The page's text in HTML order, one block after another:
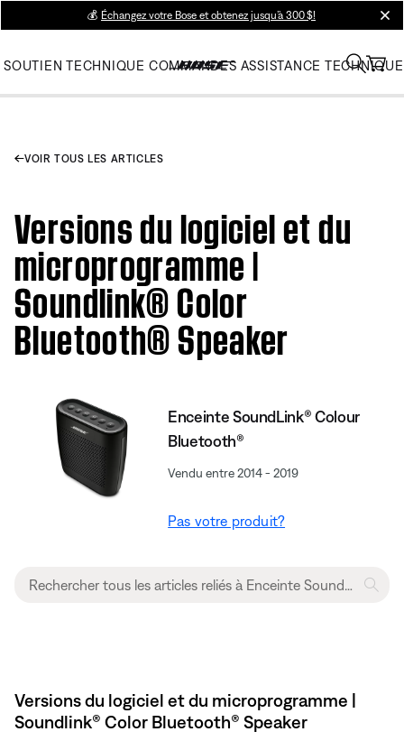
💰 Échangez votre Bose et obtenez jusqu’à 300 $!
SOUTIEN TECHNIQUE COMMANDES ASSISTANCE TECHNIQUE
VOIR TOUS LES ARTICLES
Versions du logiciel et du
microprogramme |
Soundlink® Color
Bluetooth® Speaker
Enceinte SoundLink® Colour
Bluetooth®
Vendu entre 2014 - 2019
Pas votre produit?
Versions du logiciel et du microprogramme |
Soundlink® Color Bluetooth® Speaker